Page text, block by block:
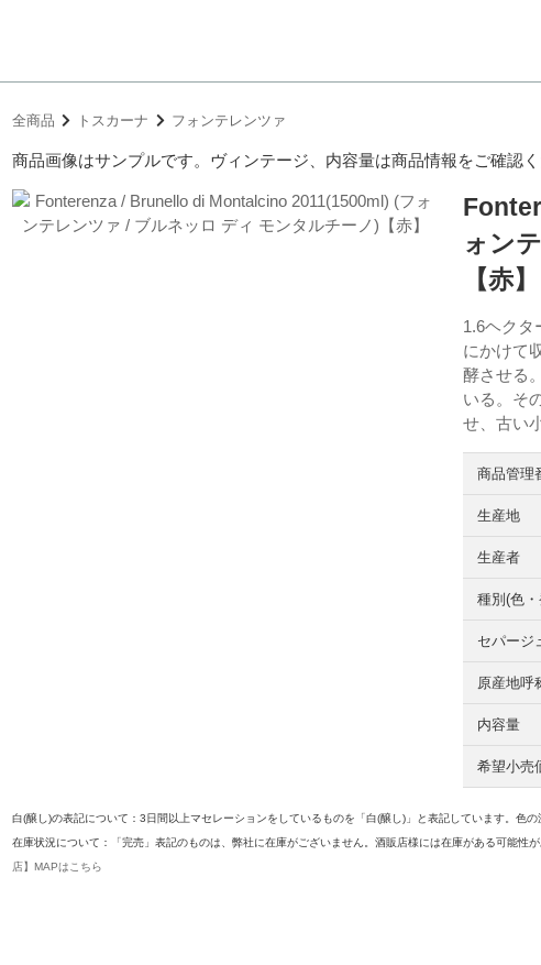
全商品 トスカーナ フォンテレンツァ
商品画像はサンプルです。ヴィンテージ、内容量は商品情報をご確認く
ォン
【赤】
1.6ヘクタ
にかけて
酵させる
いる。そ
せ、古い
商品管理
生産地
生産者
種別(色
セパージ
原産地呼
内容量
希望小売
白(醸し)の表記について：3日間以上マセレーションをしているものを「白(醸し)」と表記しています。色
在庫状況について：「完売」表記のものは、弊社に在庫がございません。酒販店様には在庫がある可能性
店】MAPはこちら